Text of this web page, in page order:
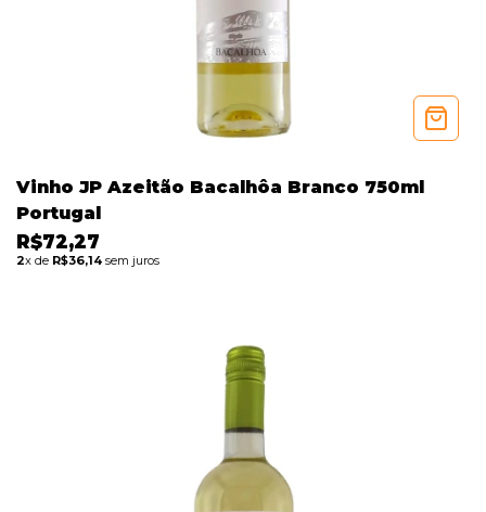
Vinho JP Azeitão Bacalhôa Branco 750ml
Portugal
R$72,27
2x de R$36,14 sem juros